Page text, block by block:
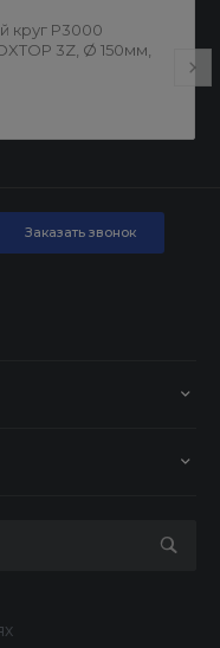
круг P3000
3Z, Ø 150мм,
Заказать звонок